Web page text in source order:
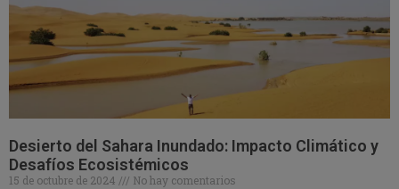
Desierto del Sahara Inundado: Impacto Climático y
Desafíos Ecosistémicos
15 de octubre de 2024 No hay comentarios